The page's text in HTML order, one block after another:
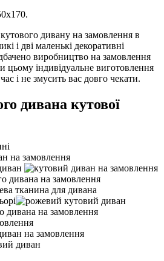
дивану на замовлення в
і дві маленькі декоративні
виробництво на замовлення
цьому індивідуальне виготовлення
і не змусить вас довго чекати.
дивана кутової